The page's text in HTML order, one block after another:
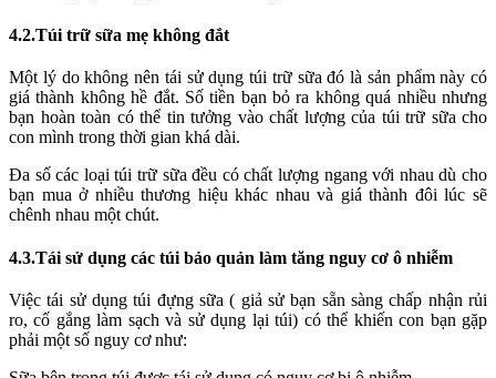
4.2.Túi trữ sữa mẹ không đắt
Một lý do không nên tái sử dụng túi trữ sữa đó là sản phẩm này có
giá thành không hề đắt. Số tiền bạn bỏ ra không quá nhiều nhưng
bạn hoàn toàn có thể tin tưởng vào chất lượng của túi trữ sữa cho
con mình trong thời gian khá dài.
Đa số các loại túi trữ sữa đều có chất lượng ngang với nhau dù cho
bạn mua ở nhiều thương hiệu khác nhau và giá thành đôi lúc sẽ
chênh nhau một chút.
4.3.Tái sử dụng các túi bảo quản làm tăng nguy cơ ô nhiễm
Việc tái sử dụng túi đựng sữa ( giả sử bạn sẵn sàng chấp nhận rủi
ro, cố gắng làm sạch và sử dụng lại túi) có thể khiến con bạn gặp
phải một số nguy cơ như: